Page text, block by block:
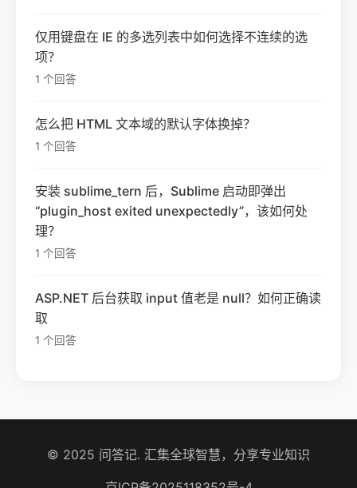
仅用键盘在 IE 的多选列表中如何选择不连续的选
项？
1 个回答
怎么把 HTML 文本域的默认字体换掉？
1 个回答
安装 sublime_tern 后，Sublime 启动即弹出
“plugin_host exited unexpectedly”，该如何处
理？
1 个回答
ASP.NET 后台获取 input 值老是 null？如何正确读
取
1 个回答
© 2025 问答记. 汇集全球智慧，分享专业知识